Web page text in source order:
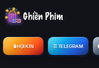
🔒︎ HỘI KÍN ☰ TELEGRAM